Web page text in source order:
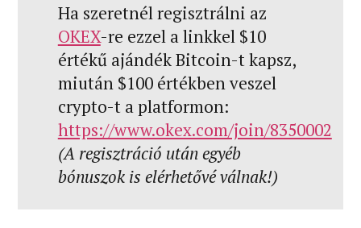
Ha szeretnél regisztrálni az
OKEX-re ezzel a linkkel $10
értékű ajándék Bitcoin-t kapsz,
miután $100 értékben veszel
crypto-t a platformon:
https://www.okex.com/join/8350002
(A regisztráció után egyéb
bónuszok is elérhetővé válnak!)